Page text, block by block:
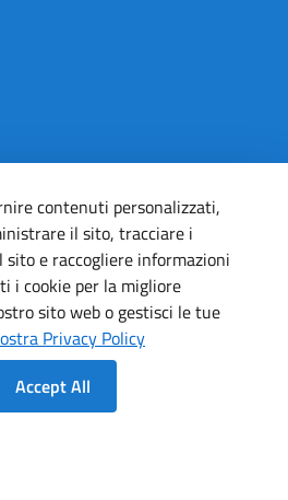
contenuti personalizzati,
il sito, tracciare i
e raccogliere informazioni
i cookie per la migliore
sito web o gestisci le tue
Privacy Policy
Accept All